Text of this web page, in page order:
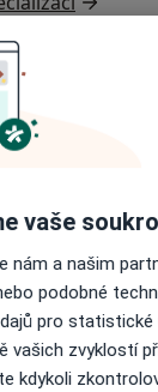
vaše
nám a našim
podobné
pro statistické
vašich zvyklostí
kdykoli